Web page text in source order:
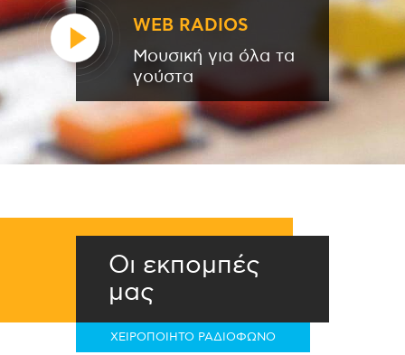
WEB RADIOS
Μουσική για όλα τα
γούστα
Οι εκπομπές
μας
ΧΕΙΡΟΠΟΙΗΤΟ ΡΑΔΙΟΦΩΝΟ